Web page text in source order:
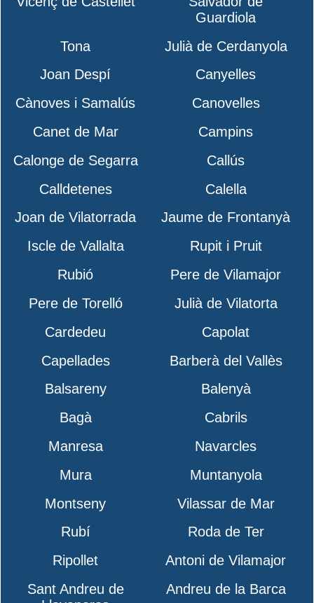
Guardiola
Tona
Julià de Cerdanyola
Joan Despí
Canyelles
Cànoves i Samalús
Canovelles
Canet de Mar
Campins
Calonge de Segarra
Callús
Calldetenes
Calella
Joan de Vilatorrada
Jaume de Frontanyà
Iscle de Vallalta
Rupit i Pruit
Rubió
Pere de Vilamajor
Pere de Torelló
Julià de Vilatorta
Cardedeu
Capolat
Capellades
Barberà del Vallès
Balsareny
Balenyà
Bagà
Cabrils
Manresa
Navarcles
Mura
Muntanyola
Montseny
Vilassar de Mar
Rubí
Roda de Ter
Ripollet
Antoni de Vilamajor
Sant Andreu de
Andreu de la Barca